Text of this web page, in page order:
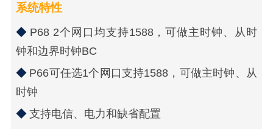
系统特性
P68 2个网口均支持1588，可做主时钟、从时
钟和边界时钟BC
P66可任选1个网口支持1588，可做主时钟、从
时钟
支持电信、电力和缺省配置